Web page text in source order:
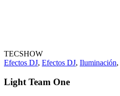
TECSHOW
Efectos DJ, Efectos DJ, Iluminación,
Light Team One